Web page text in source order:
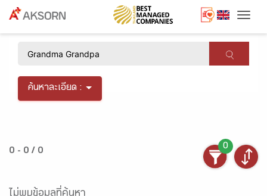
ค้นหาละเอียด :
0 - 0 / 0
0